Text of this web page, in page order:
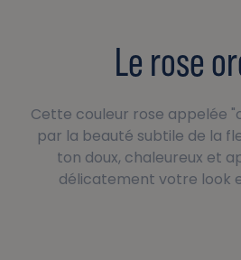
Le rose
Cette couleur rose appelée
par la beauté subtile de la
ton doux, chaleureux et
délicatement votre look